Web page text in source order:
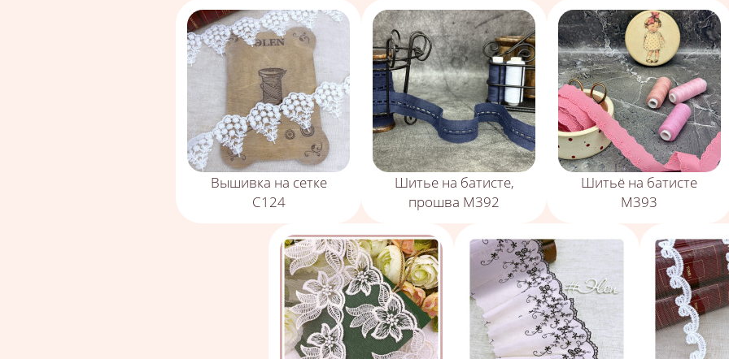
Вышивка на сетке
С124
Шитье на батисте,
прошва М392
Шитьё на батисте
М393